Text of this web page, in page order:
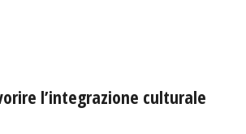
l’integrazione culturale